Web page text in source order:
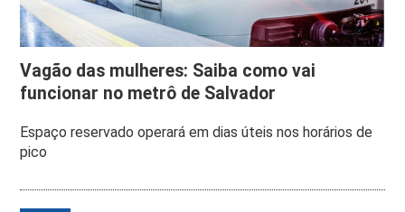
Vagão das mulheres: Saiba como vai
funcionar no metrô de Salvador
Espaço reservado operará em dias úteis nos horários de
pico